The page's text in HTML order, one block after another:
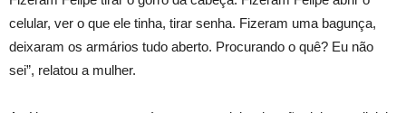
celular, ver o que ele tinha, tirar senha. Fizeram uma bagunça,
deixaram os armários tudo aberto. Procurando o quê? Eu não
sei”, relatou a mulher.